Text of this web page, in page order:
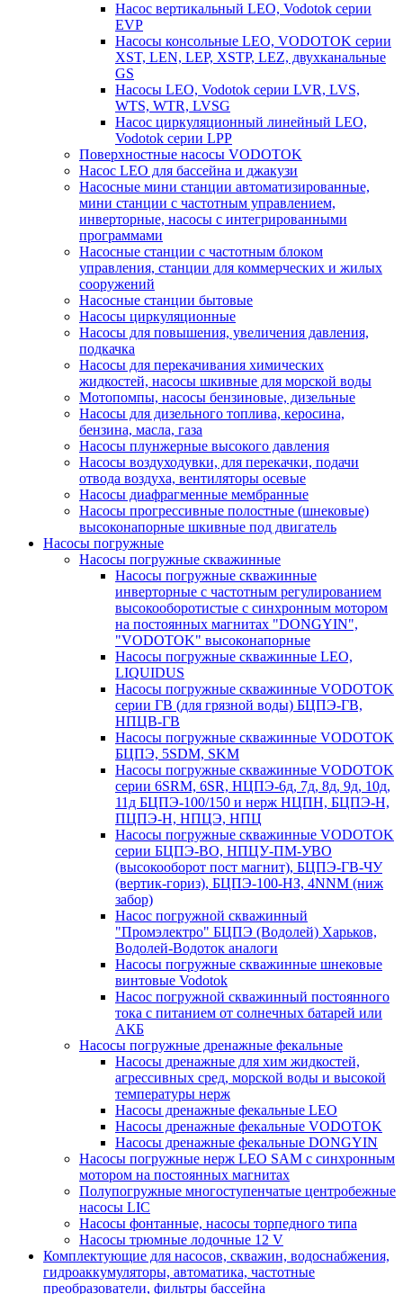
Насос вертикальный LEO, Vodotok серии
EVP
Насосы консольные LEO, VODOTOK серии
XST, LEN, LEP, XSTP, LEZ, двухканальные
GS
Насосы LEO, Vodotok серии LVR, LVS,
WTS, WTR, LVSG
Насос циркуляционный линейный LEO,
Vodotok серии LPP
Поверхностные насосы VODOTOK
Насос LEO для бассейна и джакузи
Насосные мини станции автоматизированные,
мини станции с частотным управлением,
инверторные, насосы с интегрированными
программами
Насосные станции с частотным блоком
управления, станции для коммерческих и жилых
сооружений
Насосные станции бытовые
Насосы циркуляционные
Насосы для повышения, увеличения давления,
подкачка
Насосы для перекачивания химических
жидкостей, насосы шкивные для морской воды
Мотопомпы, насосы бензиновые, дизельные
Насосы для дизельного топлива, керосина,
бензина, масла, газа
Насосы плунжерные высокого давления
Насосы воздуходувки, для перекачки, подачи
отвода воздуха, вентиляторы осевые
Насосы диафрагменные мембранные
Насосы прогрессивные полостные (шнековые)
высоконапорные шкивные под двигатель
Насосы погружные
Насосы погружные скважинные
Насосы погружные скважинные
инверторные с частотным регулированием
высокооборотистые с синхронным мотором
на постоянных магнитах "DONGYIN",
"VODOTOK" высоконапорные
Насосы погружные скважинные LEO,
LIQUIDUS
Насосы погружные скважинные VODOTOK
серии ГВ (для грязной воды) БЦПЭ-ГВ,
НПЦВ-ГВ
Насосы погружные скважинные VODOTOK
БЦПЭ, 5SDM, SKM
Насосы погружные скважинные VODOTOK
серии 6SRM, 6SR, НЦПЭ-6д, 7д, 8д, 9д, 10д,
11д БЦПЭ-100/150 и нерж НЦПН, БЦПЭ-Н,
ПЦПЭ-Н, НПЦЭ, НПЦ
Насосы погружные скважинные VODOTOK
серии БЦПЭ-ВО, НПЦУ-ПМ-УВО
(высокооборот пост магнит), БЦПЭ-ГВ-ЧУ
(вертик-гориз), БЦПЭ-100-НЗ, 4NNM (ниж
забор)
Насос погружной скважинный
"Промэлектро" БЦПЭ (Водолей) Харьков,
Водолей-Водоток аналоги
Насосы погружные скважинные шнековые
винтовые Vodotok
Насос погружной скважинный постоянного
тока с питанием от солнечных батарей или
АКБ
Насосы погружные дренажные фекальные
Насосы дренажные для хим жидкостей,
агрессивных сред, морской воды и высокой
температуры нерж
Насосы дренажные фекальные LEO
Насосы дренажные фекальные VODOTOK
Насосы дренажные фекальные DONGYIN
Насосы погружные нерж LEO SAM с синхронным
мотором на постоянных магнитах
Полупогружные многоступенчатые центробежные
насосы LIC
Насосы фонтанные, насосы торпедного типа
Насосы трюмные лодочные 12 V
Комплектующие для насосов, скважин, водоснабжения,
гидроаккумуляторы, автоматика, частотные
преобразователи, фильтры бассейна